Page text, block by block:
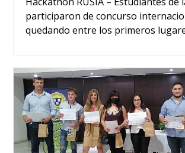
participaron de concurso
quedando entre los primeros